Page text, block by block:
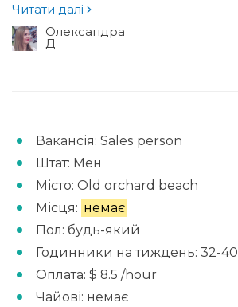
Читати далі
Олександра
Д
Вакансія: Sales person
Штат: Мен
Місто: Old orchard beach
Місця: немає
Пол: будь-який
Годинники на тиждень: 32-40
Оплата: $ 8.5 /hour
Чайові: немає